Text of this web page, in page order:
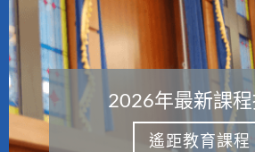
2026年最新課
遙距教育課程